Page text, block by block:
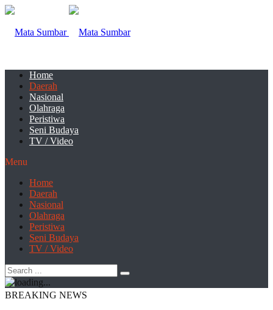
Home
Daerah
Nasional
Olahraga
Peristiwa
Seni Budaya
TV / Video
Menu
Home
Daerah
Nasional
Olahraga
Peristiwa
Seni Budaya
TV / Video
BREAKING NEWS